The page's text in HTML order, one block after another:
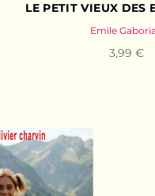
LE PETIT VIEUX DES
Emile
3,99 €